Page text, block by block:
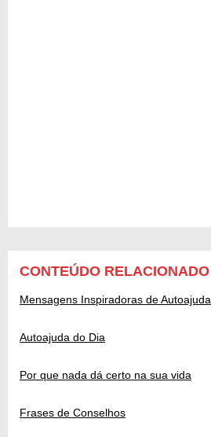
CONTEÚDO RELACIONADO
Mensagens Inspiradoras de Autoajuda
Autoajuda do Dia
Por que nada dá certo na sua vida
Frases de Conselhos